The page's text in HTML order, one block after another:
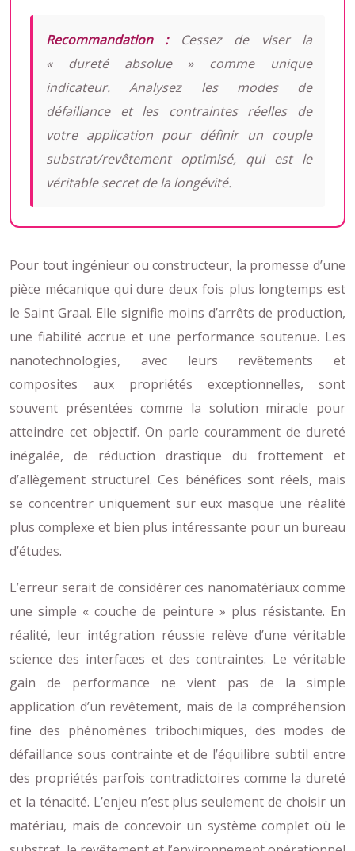
Recommandation :Cessez de viser la
« dureté absolue » comme unique
indicateur. Analysez les modes de
défaillance et les contraintes réelles de
votre application pour définir un couple
substrat/revêtement optimisé, qui est le
véritable secret de la longévité.
Pour tout ingénieur ou constructeur, la promesse d’une
pièce mécanique qui dure deux fois plus longtemps est
le Saint Graal. Elle signifie moins d’arrêts de production,
une fiabilité accrue et une performance soutenue. Les
nanotechnologies, avec leurs revêtements et
composites aux propriétés exceptionnelles, sont
souvent présentées comme la solution miracle pour
atteindre cet objectif. On parle couramment de dureté
inégalée, de réduction drastique du frottement et
d’allègement structurel. Ces bénéfices sont réels, mais
se concentrer uniquement sur eux masque une réalité
plus complexe et bien plus intéressante pour un bureau
d’études.
L’erreur serait de considérer ces nanomatériaux comme
une simple « couche de peinture » plus résistante. En
réalité, leur intégration réussie relève d’une véritable
science des interfaces et des contraintes. Le véritable
gain de performance ne vient pas de la simple
application d’un revêtement, mais de la compréhension
fine des phénomènes tribochimiques, des modes de
défaillance sous contrainte et de l’équilibre subtil entre
des propriétés parfois contradictoires comme la dureté
et la ténacité. L’enjeu n’est plus seulement de choisir un
matériau, mais de concevoir un système complet où le